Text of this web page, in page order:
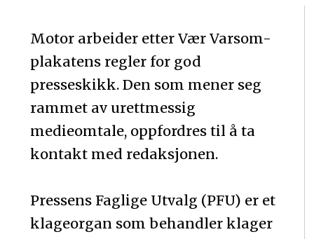
Motor arbeider etter Vær Varsom-
plakatens regler for god
presseskikk. Den som mener seg
rammet av urettmessig
medieomtale, oppfordres til å ta
kontakt med redaksjonen.
Pressens Faglige Utvalg (PFU) er et
klageorgan som behandler klager